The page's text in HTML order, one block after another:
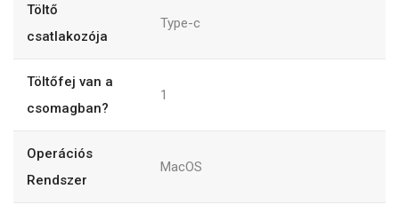
Töltő
csatlakozója
Type-c
Töltőfej van a
csomagban?
1
Operációs
Rendszer
MacOS